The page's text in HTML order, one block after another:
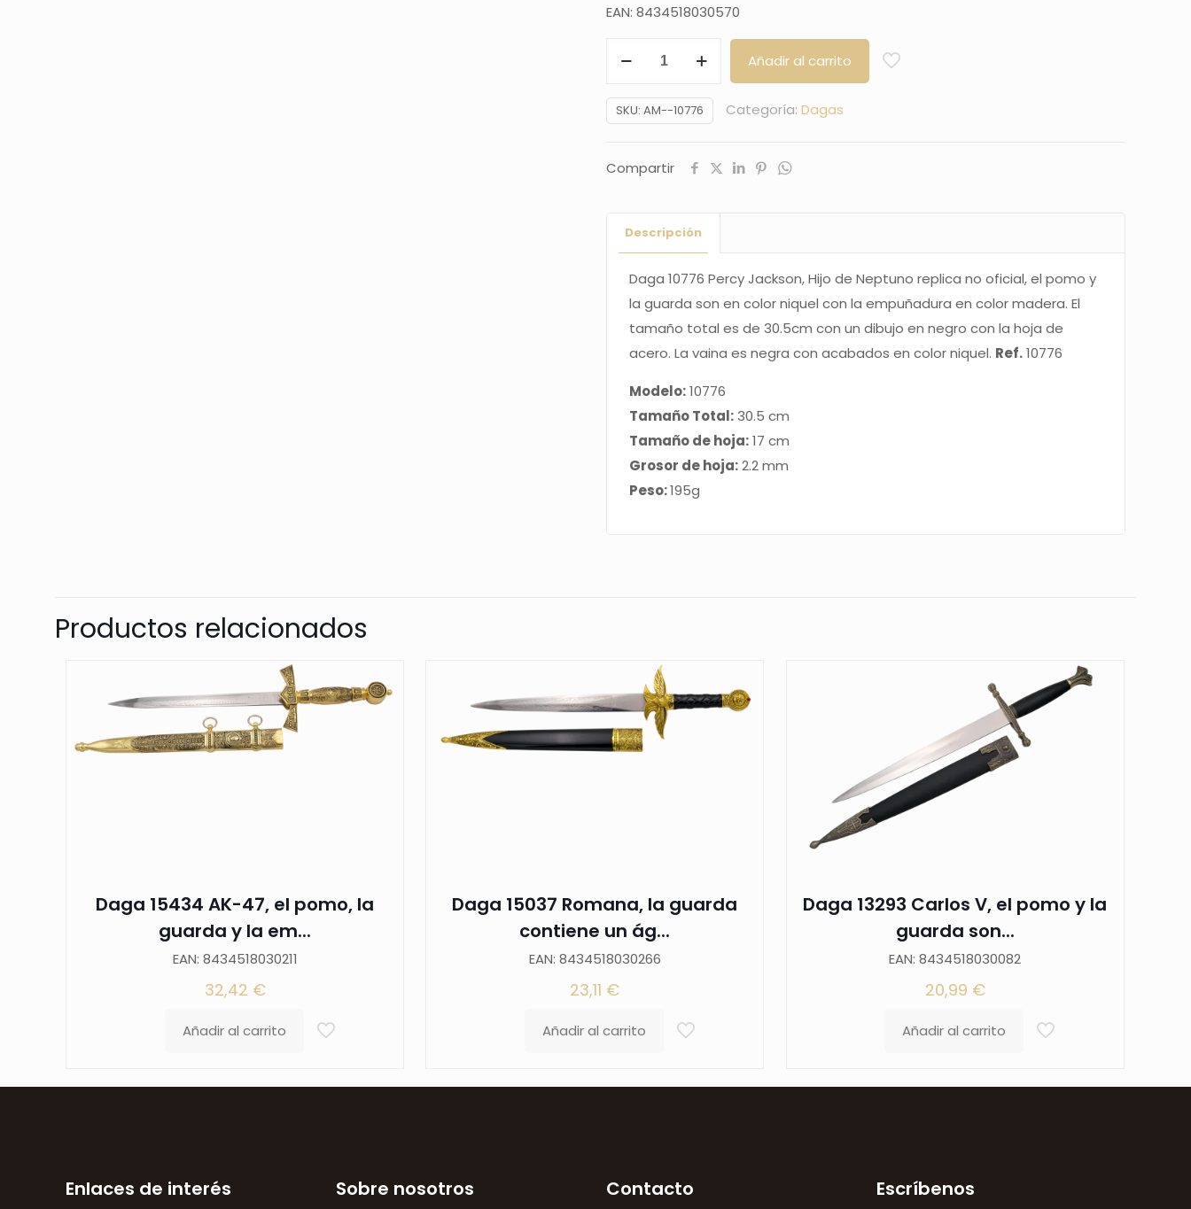
EAN: 8434518030570
Percy
Jackson,
de
oficial,
pomo
guarda
color
niquel
tamaño
es
negro
con
la
hoja
acero.
vaina
acabados
Añadir al carrito
SKU: AM--10776 Categoría: Dagas
Compartir
Descripción
Daga 10776 Percy Jackson, Hijo de Neptuno replica no oficial, el pomo y
la guarda son en color niquel con la empuñadura en color madera. El
tamaño total es de 30.5cm con un dibujo en negro con la hoja de
acero. La vaina es negra con acabados en color niquel. Ref.10776
Modelo:10776
Tamaño Total:30.5 cm
Tamaño de hoja:17 cm
Grosor de hoja:2.2 mm
Peso:195g
Productos relacionados
Daga 15434 AK-47, el pomo, la
guarda y la em...
EAN: 8434518030211
32,42 €
Añadir al carrito
Daga 15037 Romana, la guarda
contiene un ág...
EAN: 8434518030266
23,11 €
Añadir al carrito
Daga 13293 Carlos V, el pomo y la
guarda son...
EAN: 8434518030082
20,99 €
Añadir al carrito
Enlaces de interés Sobre nosotros Contacto Escríbenos